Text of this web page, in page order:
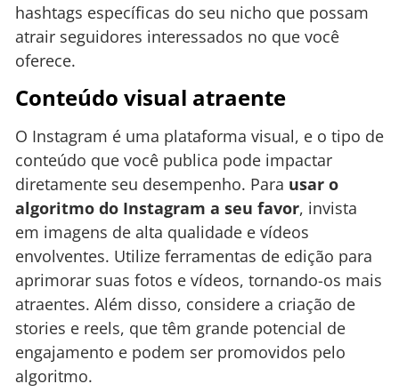
hashtags específicas do seu nicho que possam
atrair seguidores interessados no que você
oferece.
Conteúdo visual atraente
O Instagram é uma plataforma visual, e o tipo de
conteúdo que você publica pode impactar
diretamente seu desempenho. Para usar o
algoritmo do Instagram a seu favor, invista
em imagens de alta qualidade e vídeos
envolventes. Utilize ferramentas de edição para
aprimorar suas fotos e vídeos, tornando-os mais
atraentes. Além disso, considere a criação de
stories e reels, que têm grande potencial de
engajamento e podem ser promovidos pelo
algoritmo.